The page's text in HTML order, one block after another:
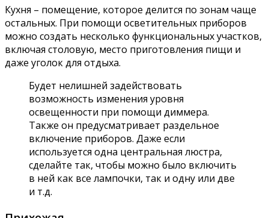
Кухня – помещение, которое делится по зонам чаще
остальных. При помощи осветительных приборов
можно создать несколько функциональных участков,
включая столовую, место приготовления пищи и
даже уголок для отдыха.
Будет нелишней задействовать
возможность изменения уровня
освещенности при помощи диммера.
Также он предусматривает раздельное
включение приборов. Даже если
используется одна центральная люстра,
сделайте так, чтобы можно было включить
в ней как все лампочки, так и одну или две
и т.д.